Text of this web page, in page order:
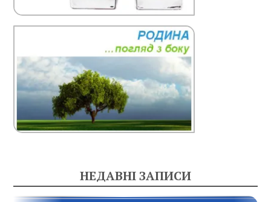
НЕДАВНІ ЗАПИСИ